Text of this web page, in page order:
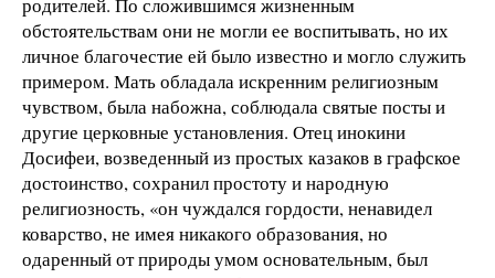
обстоятельствам они не могли ее воспитывать, но их
личное благочестие ей было известно и могло служить
примером. Мать обладала искренним религиозным
чувством, была набожна, соблюдала святые посты и
другие церковные установления. Отец инокини
Досифеи, возведенный из простых казаков в графское
достоинство, сохранил простоту и народную
религиозность, «он чуждался гордости, ненавидел
коварство, не имея никакого образования, но
одаренный от природы умом основательным, был